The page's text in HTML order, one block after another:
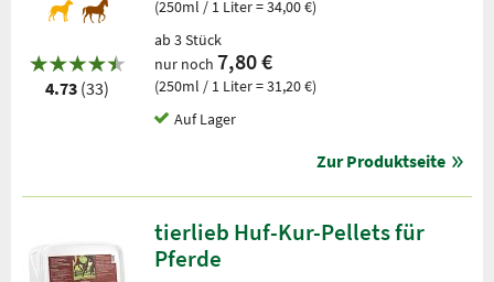
4.73 (33)
(250ml / 1 Liter = 34,00 €)
ab 3 Stück
nur noch 7,80 €
(250ml / 1 Liter = 31,20 €)
Auf Lager
Zur Produktseite
tierlieb Huf-Kur-Pellets für
Pferde